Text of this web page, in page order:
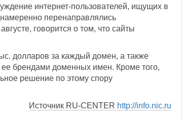
интернет-пользователей, ищущих в
перенаправлялись
говорится о том, что сайты
долларов за каждый домен, а также
ее брендами доменных имен. Кроме того,
решение по этому спору
Источник RU-CENTER http://info.nic.ru